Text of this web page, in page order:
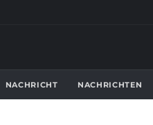
NACHRICHT NACHRICHTEN